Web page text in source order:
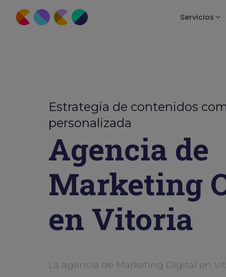
Servicios
Estrategia de contenidos
personalizada
Agencia de
Marketing
en Vitoria
La agencia de Marketing Digital en